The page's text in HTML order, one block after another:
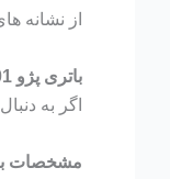
از نشانه
باتری پژو 301 چند آمپر است؟
اگر به دنبال باطری مناسب برای
مشخصات